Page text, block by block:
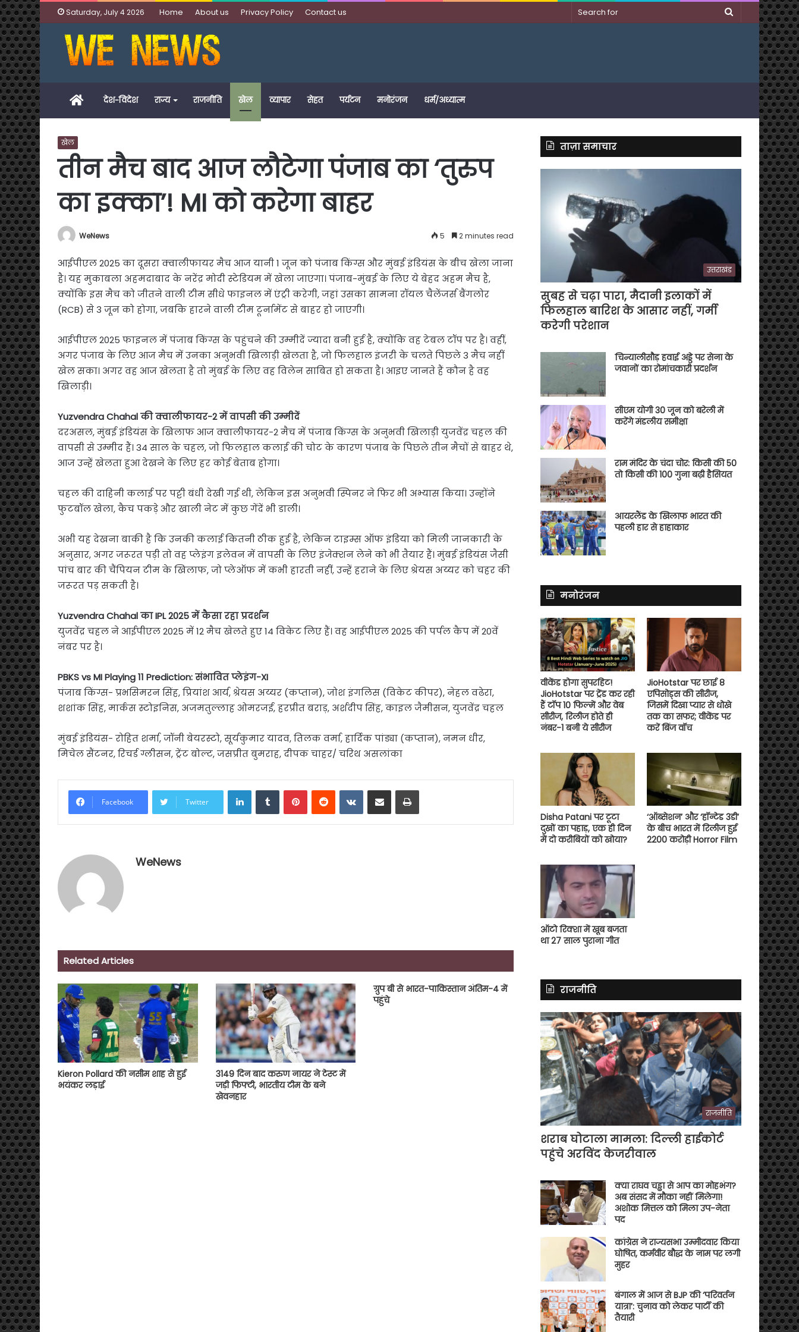
Saturday, July 4 2026 Home About us Privacy Policy Contact us
Search
Homeदेश-विदेश राज्य राजनीति खेल व्यापार सेहत पर्यटन मनोरंजन धर्म/अध्यात्म
खेल
तीन मैच बाद आज लौटेगा पंजाब का ‘तुरुप
का इक्का’! MI को करेगा बाहर
WeNews 5 2 minutes read
आईपीएल 2025 का दूसरा क्वालीफायर मैच आज यानी 1 जून को पंजाब किंग्स और मुंबई इंडियंस के बीच खेला जाना
है। यह मुकाबला अहमदाबाद के नरेंद्र मोदी स्टेडियम में खेला जाएगा। पंजाब-मुंबई के लिए ये बेहद अहम मैच है,
क्योंकि इस मैच को जीतने वाली टीम सीधे फाइनल में एंट्री करेगी, जहां उसका सामना रॉयल चैलेंजर्स बैंगलोर
(RCB) से 3 जून को होगा, जबकि हारने वाली टीम टूर्नामेंट से बाहर हो जाएगी।
आईपीएल 2025 फाइनल में पंजाब किंग्स के पहुंचने की उम्मीदें ज्यादा बनी हुई है, क्योंकि वह टेबल टॉप पर है। वहीं,
अगर पंजाब के लिए आज मैच में उनका अनुभवी खिलाड़ी खेलता है, जो फिलहाल इंजरी के चलते पिछले 3 मैच नहीं
खेल सका। अगर वह आज खेलता है तो मुंबई के लिए वह विलेन साबित हो सकता है। आइए जानते हैं कौन है वह
खिलाड़ी।
Yuzvendra Chahal की क्वालीफायर-2 में वापसी की उम्मीदें
दरअसल, मुंबई इंडियंस के खिलाफ आज क्वालीफायर-2 मैच में पंजाब किंग्स के अनुभवी खिलाड़ी युजवेंद्र चहल की
वापसी से उम्मीद हैं। 34 साल के चहल, जो फिलहाल कलाई की चोट के कारण पंजाब के पिछले तीन मैचों से बाहर थे,
आज उन्हें खेलता हुआ देखने के लिए हर कोई बेताब होगा।
चहल की दाहिनी कलाई पर पट्टी बंधी देखी गई थी, लेकिन इस अनुभवी स्पिनर ने फिर भी अभ्यास किया। उन्होंने
फुटबॉल खेला, कैच पकड़े और खाली नेट में कुछ गेंदें भी डाली।
अभी यह देखना बाकी है कि उनकी कलाई कितनी ठीक हुई है, लेकिन टाइम्स ऑफ इंडिया को मिली जानकारी के
अनुसार, अगर जरूरत पड़ी तो वह प्लेइंग इलेवन में वापसी के लिए इंजेक्शन लेने को भी तैयार हैं। मुंबई इंडियंस जैसी
पांच बार की चैंपियन टीम के खिलाफ, जो प्लेऑफ में कभी हारती नहीं, उन्हें हराने के लिए श्रेयस अय्यर को चहर की
जरूरत पड़ सकती है।
Yuzvendra Chahal का IPL 2025 में कैसा रहा प्रदर्शन
युजवेंद्र चहल ने आईपीएल 2025 में 12 मैच खेलते हुए 14 विकेट लिए हैं। वह आईपीएल 2025 की पर्पल कैप में 20वें
नंबर पर है।
PBKS vs MI Playing 11 Prediction: संभावित प्लेइंग-XI
पंजाब किंग्स- प्रभसिमरन सिंह, प्रियांश आर्य, श्रेयस अय्यर (कप्तान), जोश इंगलिस (विकेट कीपर), नेहल वढेरा,
शशांक सिंह, मार्कस स्टोइनिस, अजमतुल्लाह ओमरजई, हरप्रीत बराड़, अर्शदीप सिंह, काइल जैमीसन, युजवेंद्र चहल
मुंबई इंडियंस- रोहित शर्मा, जॉनी बेयरस्टो, सूर्यकुमार यादव, तिलक वर्मा, हार्दिक पांड्या (कप्तान), नमन धीर,
मिचेल सैंटनर, रिचर्ड ग्लीसन, ट्रेंट बोल्ट, जसप्रीत बुमराह, दीपक चाहर/ चरिथ असलांका
Facebook Twitter
LinkedInTumblrPinterestReddit VKontakte
Share via Email Print
WeNews
Related Articles
Kieron Pollard की नसीम शाह से हुई
भयंकर लड़ाई
3149 दिन बाद करुण नायर ने टेस्ट में
जड़ी फिफ्टी, भारतीय टीम के बने
खेवनहार
ग्रुप बी से भारत-पाकिस्तान अंतिम-4 में
पहुंचे
ताज़ा समाचार
उत्तराखंड
सुबह से चढ़ा पारा, मैदानी इलाकों में
फिलहाल बारिश के आसार नहीं, गर्मी
करेगी परेशान
चिन्यालीसौड़ हवाई अड्डे पर सेना के
जवानों का रोमांचकारी प्रदर्शन
सीएम योगी 30 जून को बरेली में
करेंगे मंडलीय समीक्षा
राम मंदिर के चंदा चोर: किसी की 50
तो किसी की 100 गुना बढ़ी हैसियत
आयरलैंड के खिलाफ भारत की
पहली हार से हाहाकार
मनोरंजन
वीकेंड होगा सुपरहिट!
JioHotstar पर ट्रेंड कर रही
हैं टॉप 10 फिल्में और वेब
सीरीज, रिलीज होते ही
नंबर-1 बनी ये सीरीज
JioHotstar पर छाई 8
एपिसोड्स की सीरीज,
जिसमें दिखा प्यार से धोखे
तक का सफर; वीकेंड पर
करें बिंज वॉच
Disha Patani पर टूटा
दुखों का पहाड़, एक ही दिन
में दो करीबियों को खोया?
‘ऑब्सेशन’ और ‘हॉन्टेड 3डी’
के बीच भारत में रिलीज हुई
2200 करोड़ी Horror Film
ऑटो रिक्शा में खूब बजता
था 27 साल पुराना गीत
राजनीति
राजनीति
शराब घोटाला मामला: दिल्ली हाईकोर्ट
पहुंचे अरविंद केजरीवाल
क्या राघव चड्ढा से आप का मोहभंग?
अब संसद में मौका नहीं मिलेगा!
अशोक मित्तल को मिला उप-नेता
पद
कांग्रेस ने राज्यसभा उम्मीदवार किया
घोषित, कर्मवीर बौद्ध के नाम पर लगी
मुहर
बंगाल में आज से BJP की ‘परिवर्तन
यात्रा’: चुनाव को लेकर पार्टी की
तैयारी